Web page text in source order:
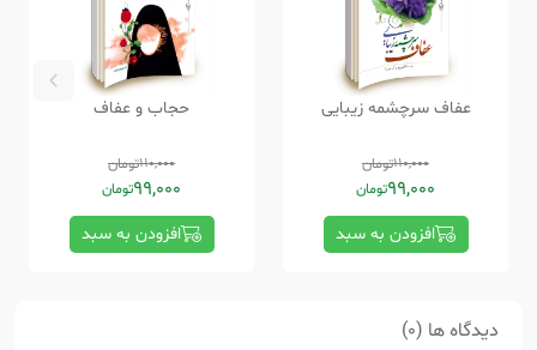
عفاف سرچشمه زیبایی
110,000تومان
99,000تومان
افزودن به سبد
حجاب و عفاف
110,000تومان
99,000تومان
افزودن به سبد
دیدگاه ها (0)